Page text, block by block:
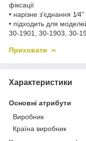
фіксації
• нарізне з'єднання 1⁄4''
• підходить для
30-1901, 30-1903, 30-
Приховати
Характеристики
Основні атрибути
Виробник
Країна виробник